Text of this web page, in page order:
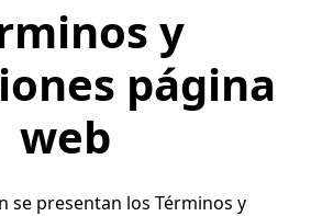
y
página
web
se presentan los Términos y